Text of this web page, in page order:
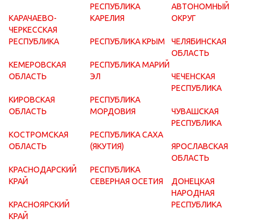
КАРАЧАЕВО-
ЧЕРКЕССКАЯ
РЕСПУБЛИКА
КЕМЕРОВСКАЯ
ОБЛАСТЬ
КИРОВСКАЯ
ОБЛАСТЬ
КОСТРОМСКАЯ
ОБЛАСТЬ
КРАСНОДАРСКИЙ
КРАЙ
КРАСНОЯРСКИЙ
КРАЙ
РЕСПУБЛИКА
КАРЕЛИЯ
РЕСПУБЛИКА КРЫМ
РЕСПУБЛИКА МАРИЙ
ЭЛ
РЕСПУБЛИКА
МОРДОВИЯ
РЕСПУБЛИКА САХА
(ЯКУТИЯ)
РЕСПУБЛИКА
СЕВЕРНАЯ ОСЕТИЯ
АВТОНОМНЫЙ
ОКРУГ
ЧЕЛЯБИНСКАЯ
ОБЛАСТЬ
ЧЕЧЕНСКАЯ
РЕСПУБЛИКА
ЧУВАШСКАЯ
РЕСПУБЛИКА
ЯРОСЛАВСКАЯ
ОБЛАСТЬ
ДОНЕЦКАЯ
НАРОДНАЯ
РЕСПУБЛИКА